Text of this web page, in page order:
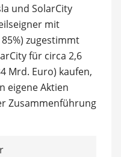
und SolarCity
mit
zugestimmt
für circa 2,6
Mrd. Euro) kaufen,
eigene Aktien
Zusammenführung